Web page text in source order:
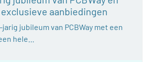
aanbiedingen
jubileum van PCBWay met een
hele…